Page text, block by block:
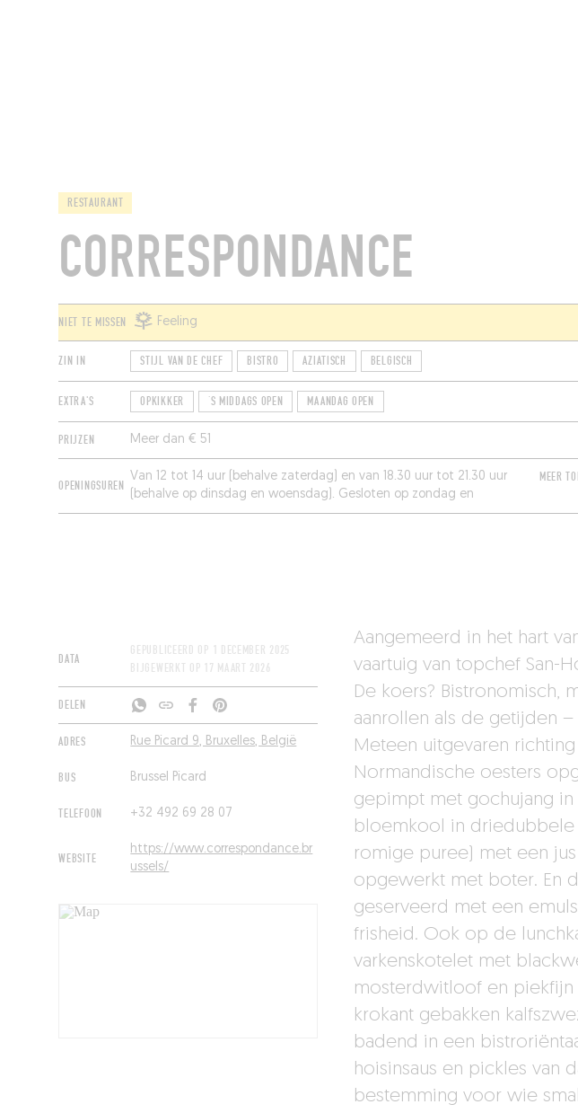
RESTAURANT
CORRESPONDANCE
NIET TE MISSEN Feeling
ZIN IN STIJL VAN DE CHEF BISTRO AZIATISCH BELGISCH
EXTRA'S OPKIKKER ‘S MIDDAGS OPEN MAANDAG OPEN
PRIJZEN Meer dan € 51
OPENINGSUREN
Van 12 tot 14 uur (behalve zaterdag) en van 18.30 uur tot 21.30 uur
(behalve op dinsdag en woensdag). Gesloten op zondag en
maandag.
MEER
DATA
GEPUBLICEERD OP
1 DECEMBER 2025
BIJGEWERKT OP
17 MAART 2026
DELEN
ADRES Rue Picard 9, Bruxelles, België
BUS Brussel Picard
TELEFOON +32 492 69 28 07
WEBSITE
https://www.correspondance.br
ussels/
Aangemeerd in het hart
vaartuig van topchef San-
De koers? Bistronomisch,
aanrollen als de getijden
Meteen uitgevaren
Normandische oesters
gepimpt met gochujang in
bloemkool in driedubbele
romige puree) met een
opgewerkt met boter. En
geserveerd met een
frisheid. Ook op de
varkenskotelet met
mosterdwitloof en
krokant gebakken
badend in een
hoisinsaus en pickles van
bestemming voor wie